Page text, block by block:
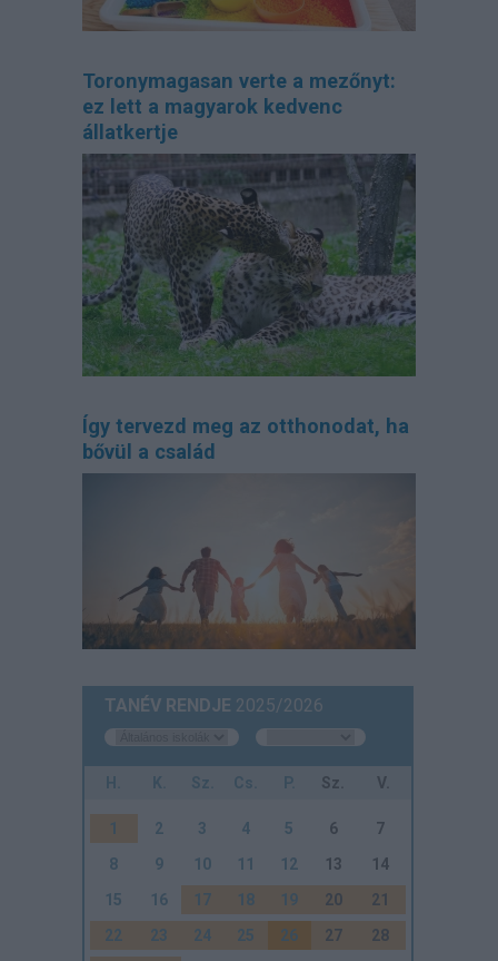
Toronymagasan verte a mezőnyt:
ez lett a magyarok kedvenc
állatkertje
Így tervezd meg az otthonodat, ha
bővül a család
TANÉV RENDJE 2025/2026
H. K. Sz. Cs. P. Sz. V.
1 2 3 4 5 6
7
8
9 10 11 12 13
14
15
16 17 18 19 20
21
22
23 24 25 26 27
28